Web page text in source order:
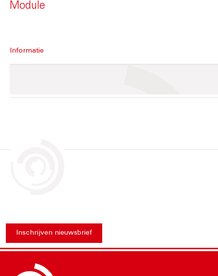
Module
Informatie
Inschrijven nieuwsbrief